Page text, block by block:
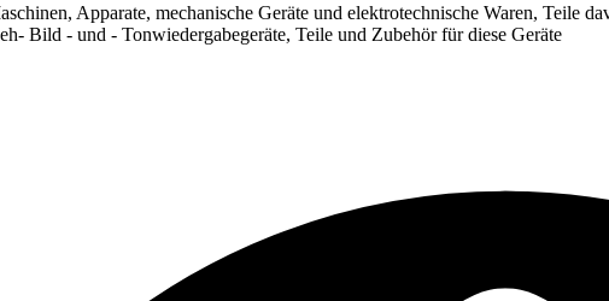
Apparate, mechanische Geräte und elektrotechnische Waren, Teile
Bild - und - Tonwiedergabegeräte, Teile und Zubehör für diese Geräte